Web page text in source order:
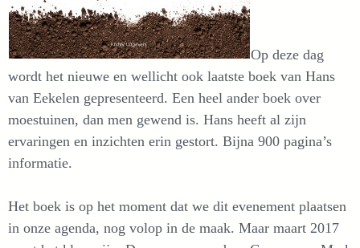
Op deze dag
wordt het nieuwe en wellicht ook laatste boek van Hans
van Eekelen gepresenteerd. Een heel ander boek over
moestuinen, dan men gewend is. Hans heeft al zijn
ervaringen en inzichten erin gestort. Bijna 900 pagina’s
informatie.
Het boek is op het moment dat we dit evenement plaatsen
in onze agenda, nog volop in de maak. Maar maart 2017